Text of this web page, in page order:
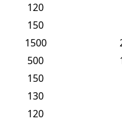
120
150
1500
500
150
130
120